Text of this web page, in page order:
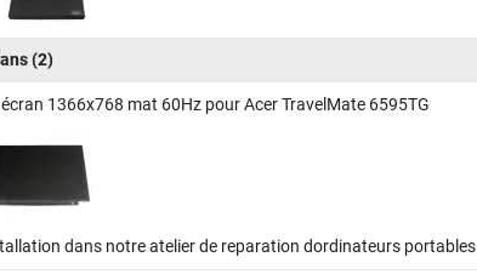
(2)
1366x768 mat 60Hz pour Acer TravelMate 6595TG
dans notre atelier de reparation dordinateurs portables